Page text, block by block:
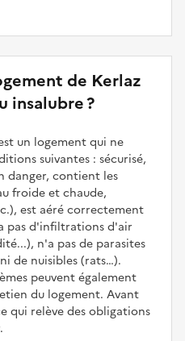
de Kerlaz
insalubre ?
un logement qui ne
suivantes : sécurisé,
danger, contient les
froide et chaude,
est aéré correctement
pas d'infiltrations d'air
n'a pas de parasites
de nuisibles (rats…).
peuvent également
du logement. Avant
qui relève des obligations